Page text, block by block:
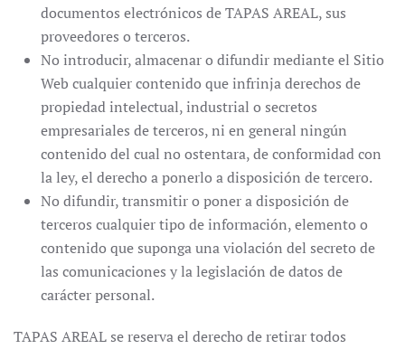
documentos electrónicos de TAPAS AREAL, sus
proveedores o terceros.
No introducir, almacenar o difundir mediante el Sitio
Web cualquier contenido que infrinja derechos de
propiedad intelectual, industrial o secretos
empresariales de terceros, ni en general ningún
contenido del cual no ostentara, de conformidad con
la ley, el derecho a ponerlo a disposición de tercero.
No difundir, transmitir o poner a disposición de
terceros cualquier tipo de información, elemento o
contenido que suponga una violación del secreto de
las comunicaciones y la legislación de datos de
carácter personal.
TAPAS AREAL se reserva el derecho de retirar todos